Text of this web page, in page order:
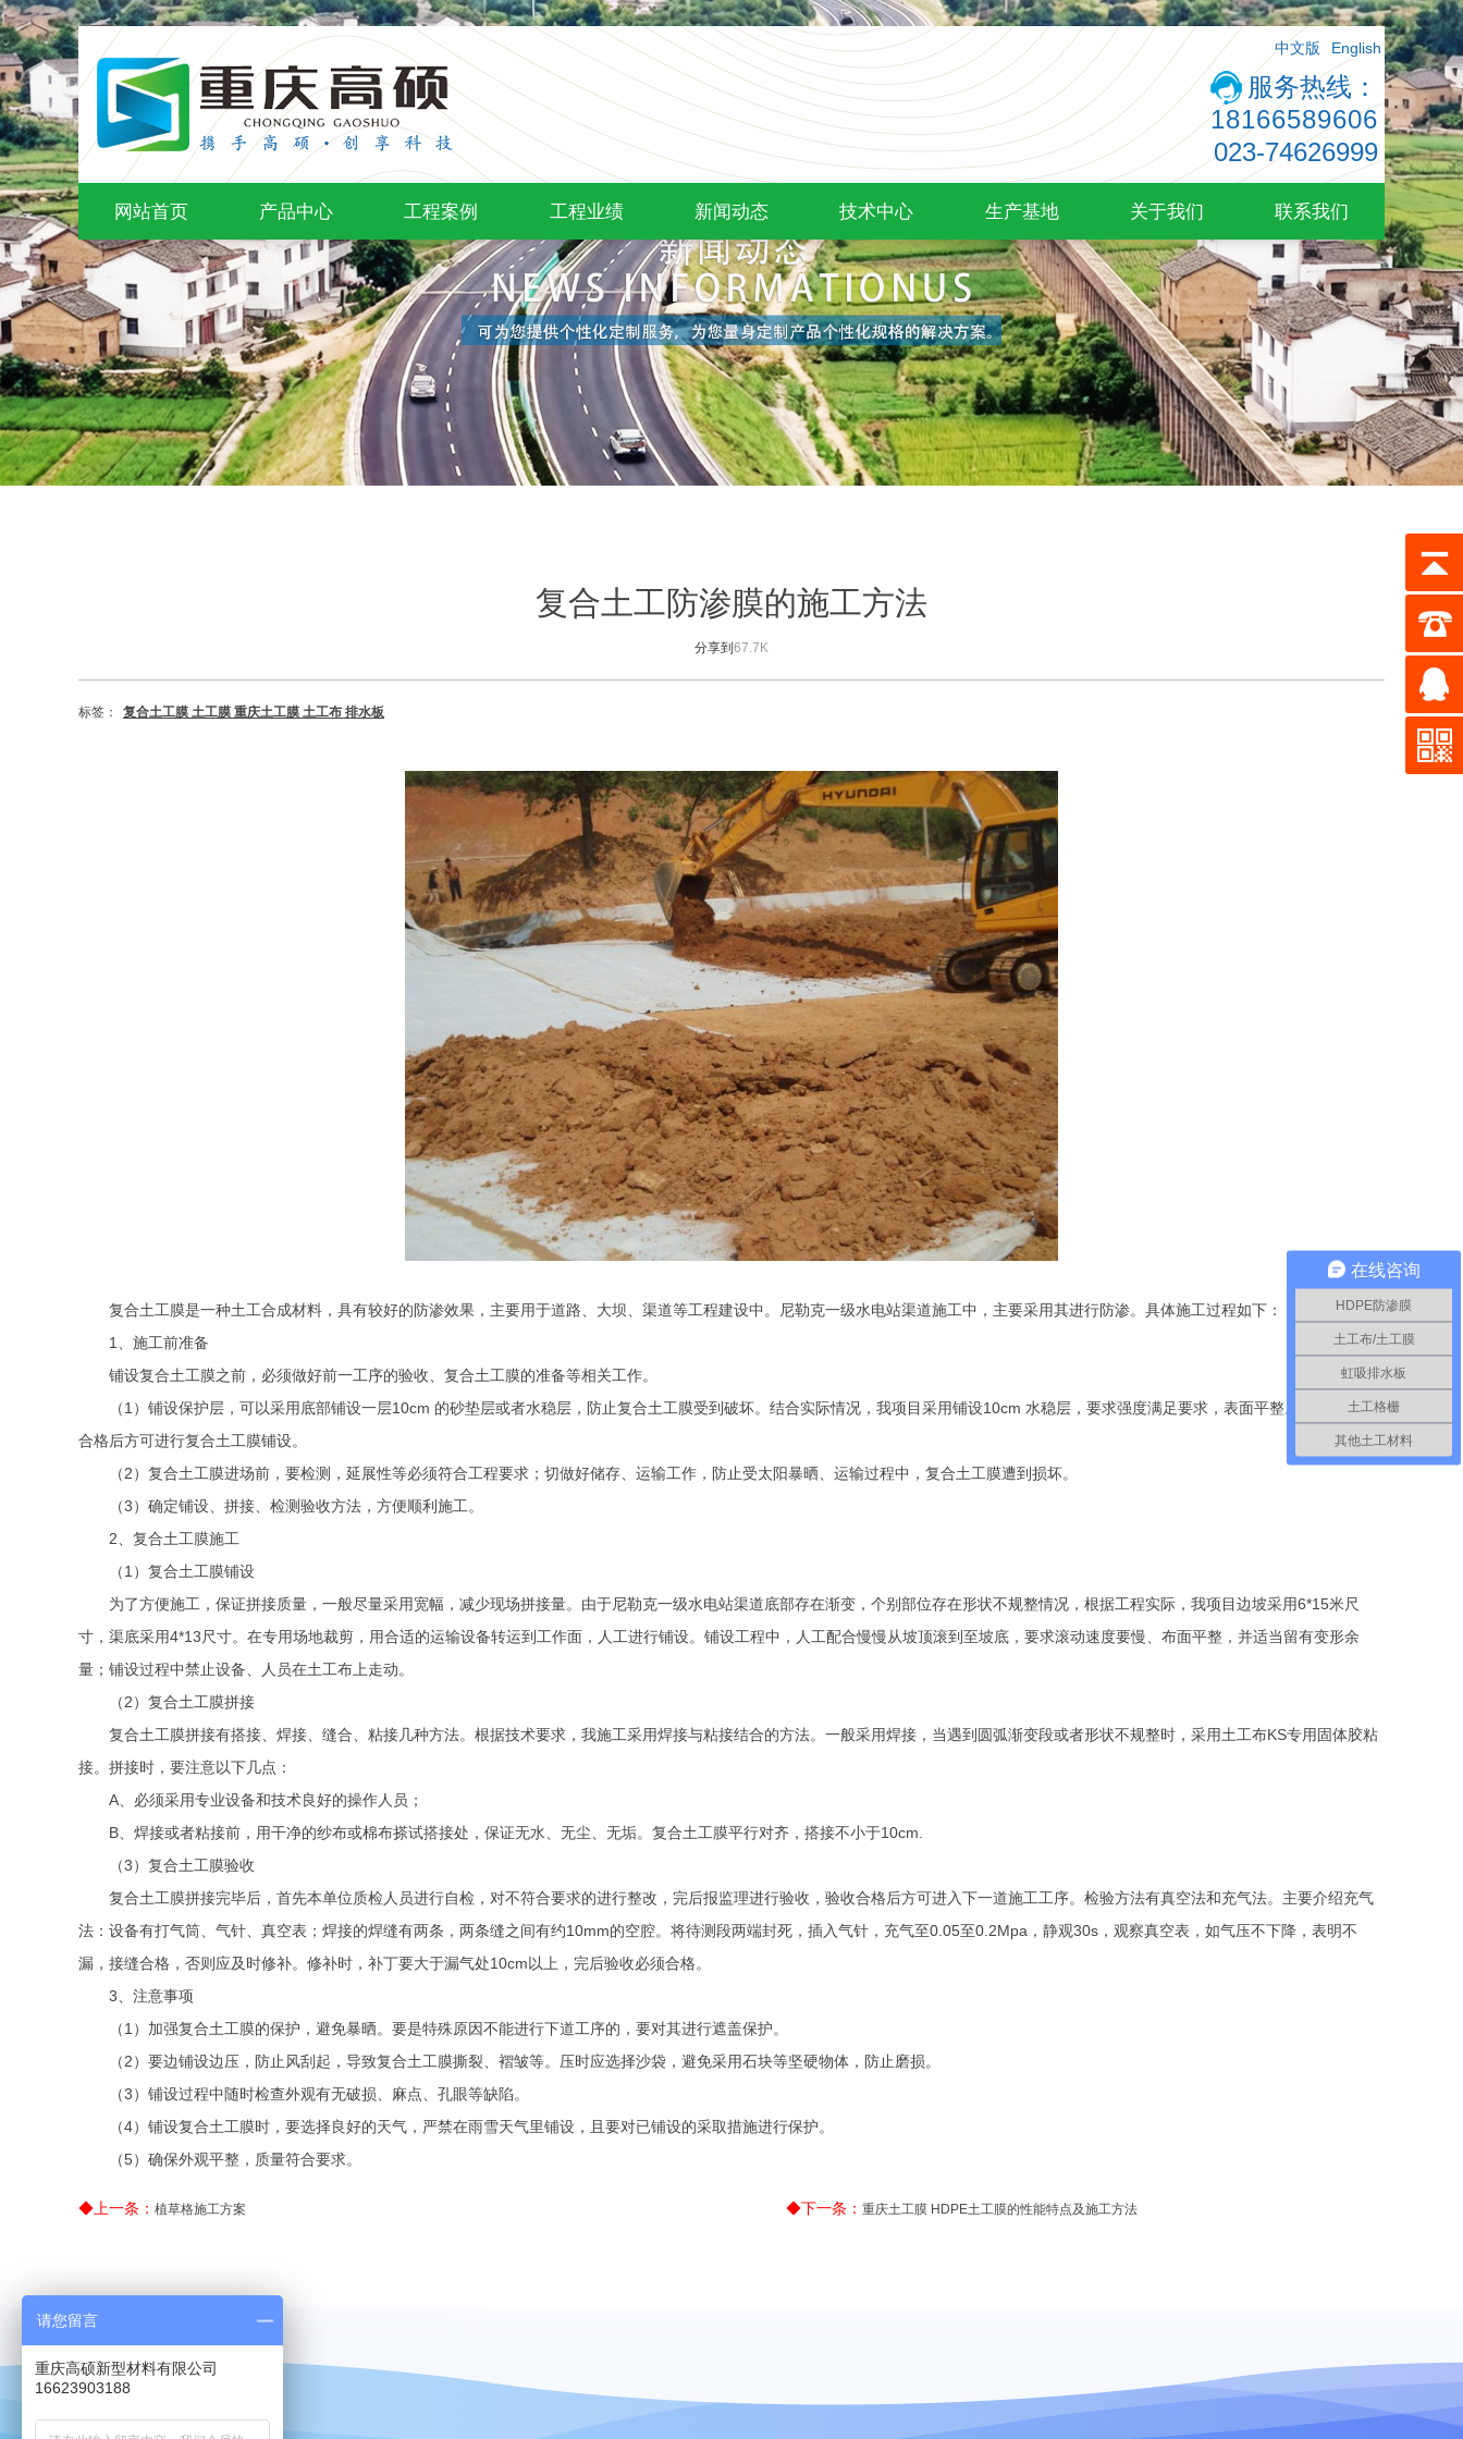
中文版 English
服务热线：
18166589606
023-74626999
网站首页 产品中心 工程案例 工程业绩 新闻动态 技术中心 生产基地 关于我们 联系我们
复合土工防渗膜的施工方法
分享到 67.7K
标签： 复合土工膜 土工膜 重庆土工膜 土工布 排水板
复合土工膜是一种土工合成材料，具有较好的防渗效果，主要用于道路、大坝、渠道等工程建设中。尼勒克一级水电站渠道施工中，主要采用其进行防渗。具体施工过程如下：
1、施工前准备
铺设复合土工膜之前，必须做好前一工序的验收、复合土工膜的准备等相关工作。
（1）铺设保护层，可以采用底部铺设一层10cm 的砂垫层或者水稳层，防止复合土工膜受到破坏。结合实际情况，我项目采用铺设10cm 水稳层，要求强度满足要求，表面平整。经监理验收
合格后方可进行复合土工膜铺设。
（2）复合土工膜进场前，要检测，延展性等必须符合工程要求；切做好储存、运输工作，防止受太阳暴晒、运输过程中，复合土工膜遭到损坏。
（3）确定铺设、拼接、检测验收方法，方便顺利施工。
2、复合土工膜施工
（1）复合土工膜铺设
为了方便施工，保证拼接质量，一般尽量采用宽幅，减少现场拼接量。由于尼勒克一级水电站渠道底部存在渐变，个别部位存在形状不规整情况，根据工程实际，我项目边坡采用6*15米尺
寸，渠底采用4*13尺寸。在专用场地裁剪，用合适的运输设备转运到工作面，人工进行铺设。铺设工程中，人工配合慢慢从坡顶滚到至坡底，要求滚动速度要慢、布面平整，并适当留有变形余
量；铺设过程中禁止设备、人员在土工布上走动。
（2）复合土工膜拼接
复合土工膜拼接有搭接、焊接、缝合、粘接几种方法。根据技术要求，我施工采用焊接与粘接结合的方法。一般采用焊接，当遇到圆弧渐变段或者形状不规整时，采用土工布KS专用固体胶粘
接。拼接时，要注意以下几点：
A、必须采用专业设备和技术良好的操作人员；
B、焊接或者粘接前，用干净的纱布或棉布搽试搭接处，保证无水、无尘、无垢。复合土工膜平行对齐，搭接不小于10cm.
（3）复合土工膜验收
复合土工膜拼接完毕后，首先本单位质检人员进行自检，对不符合要求的进行整改，完后报监理进行验收，验收合格后方可进入下一道施工工序。检验方法有真空法和充气法。主要介绍充气
法：设备有打气筒、气针、真空表；焊接的焊缝有两条，两条缝之间有约10mm的空腔。将待测段两端封死，插入气针，充气至0.05至0.2Mpa ，静观30s ，观察真空表，如气压不下降，表明不
漏，接缝合格，否则应及时修补。修补时，补丁要大于漏气处10cm以上，完后验收必须合格。
3、注意事项
（1）加强复合土工膜的保护，避免暴晒。要是特殊原因不能进行下道工序的，要对其进行遮盖保护。
（2）要边铺设边压，防止风刮起，导致复合土工膜撕裂、褶皱等。压时应选择沙袋，避免采用石块等坚硬物体，防止磨损。
（3）铺设过程中随时检查外观有无破损、麻点、孔眼等缺陷。
（4）铺设复合土工膜时，要选择良好的天气，严禁在雨雪天气里铺设，且要对已铺设的采取措施进行保护。
（5）确保外观平整，质量符合要求。
◆上一条： 植草格施工方案 ◆下一条： 重庆土工膜 HDPE土工膜的性能特点及施工方法
在线咨询
HDPE防渗膜
土工布/土工膜
虹吸排水板
土工格栅
其他土工材料
请您留言
重庆高硕新型材料有限公司
16623903188